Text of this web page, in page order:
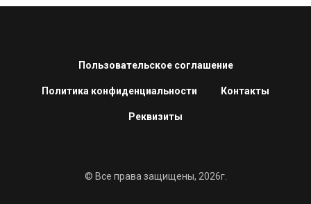
Пользовательское соглашение
Политика конфиденциальности Контакты
Реквизиты
© Все права защищены, 2026г.